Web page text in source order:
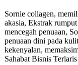
Sornie collagen,
akasia, Ekstrak
mencegah penuaan,
penuaan dini pada
kekenyalan,
Sahabat Bisnis